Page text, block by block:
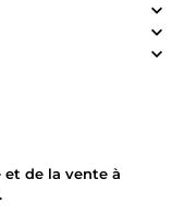
et de la vente à